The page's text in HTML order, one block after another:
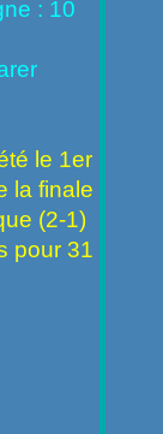
: 10
le 1er
la finale
(2-1)
pour 31